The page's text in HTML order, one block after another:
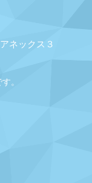
ネックス３
。